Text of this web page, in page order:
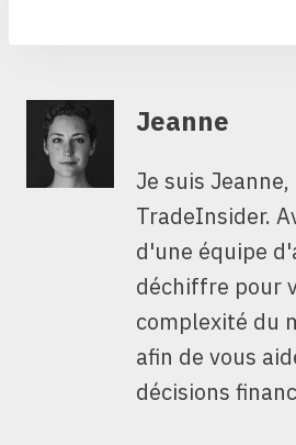
Jeanne
Je suis
TradeInsider.
d'une équipe
déchiffre pour
complexité du
afin de vous
décisions